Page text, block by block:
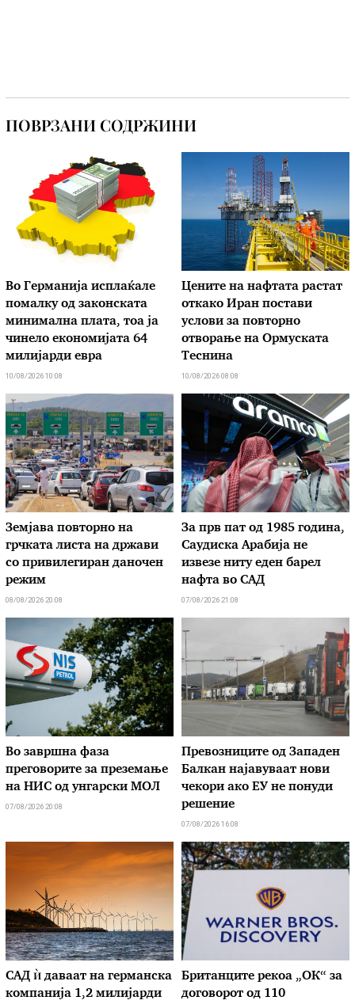
ПОВРЗАНИ СОДРЖИНИ
Во Германија исплаќале
помалку од законската
минимална плата, тоа ја
чинело економијата 64
милијарди евра
10/08/2026 10:08
Цените на нафтата растат
откако Иран постави
услови за повторно
отворање на Ормуската
Теснина
10/08/2026 08:08
Земјава повторно на
грчката листа на држави
со привилегиран даночен
режим
08/08/2026 20:08
За прв пат од 1985 година,
Саудиска Арабија не
извезе ниту еден барел
нафта во САД
07/08/2026 21:08
Во завршна фаза
преговорите за преземање
на НИС од унгарски МОЛ
07/08/2026 20:08
Превозниците од Западен
Балкан најавуваат нови
чекори ако ЕУ не понуди
решение
07/08/2026 16:08
САД ѝ даваат на германска
компанија 1,2 милијарди
Британците рекоа „ОК“ за
договорот од 110